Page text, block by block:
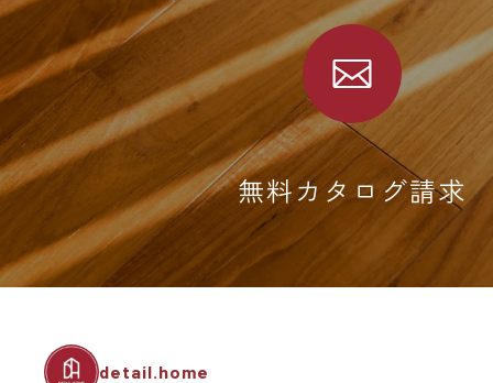
無料カタログ請求
detail.home